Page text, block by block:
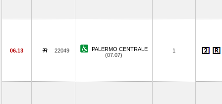
06.13 22049
PALERMO CENTRALE
(07.07)
1